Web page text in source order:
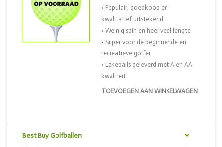
TOEVOEGEN AAN WINKELWAGEN
• Populair, goedkoop en
kwalitatief uitstekend
• Weinig spin en heel veel lengte
• Super voor de beginnende en
recreatieve golfer
• Lakeballs geleverd met A en AA
kwaliteit
Best Buy Golfballen